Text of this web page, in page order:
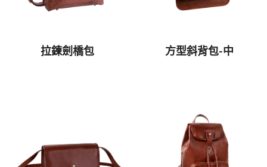
拉鍊劍橋包 方型斜背包-中